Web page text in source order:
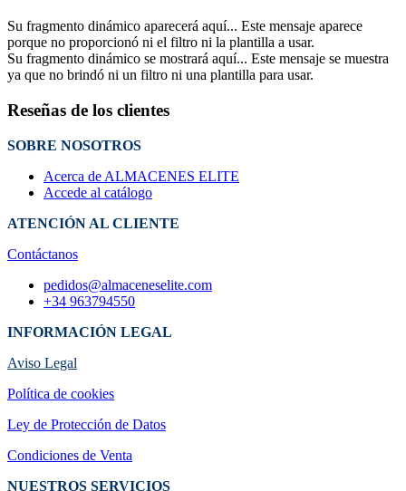
Su fragmento dinámico aparecerá aquí... Este mensaje aparece
porque no proporcionó ni el filtro ni la plantilla a usar.
Su fragmento dinámico se mostrará aquí... Este mensaje se muestra
ya que no brindó ni un filtro ni una plantilla para usar.
Reseñas de los clientes
SOBRE NOSOTROS
Acerca de ALMACENES ELITE
Accede al catálogo
ATENCIÓN AL CLIENTE
Contáctanos
pedidos@almaceneselite.com
+34 963794550
INFORMACIÓN LEGAL
Aviso Legal
Política de cookies
Ley de Protección de Datos
Condiciones de Venta
NUESTROS SERVICIOS